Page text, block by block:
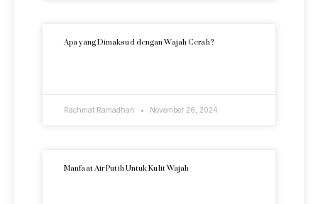
Apa yang Dimaksud dengan Wajah Cerah?
Rachmat Ramadhan November 26, 2024
Manfaat Air Putih Untuk Kulit Wajah